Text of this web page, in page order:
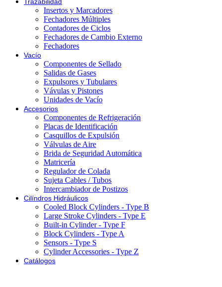
Insertos y Marcadores
Fechadores Múltiples
Contadores de Ciclos
Fechadores de Cambio Externo
Fechadores
Vacío
Componentes de Sellado
Salidas de Gases
Expulsores y Tubulares
Vávulas y Pistones
Unidades de Vacío
Accesorios
Componentes de Refrigeración
Placas de Identificación
Casquillos de Expulsión
Válvulas de Aire
Brida de Seguridad Automática
Matricería
Regulador de Colada
Sujeta Cables / Tubos
Intercambiador de Postizos
Cilíndros Hidráulicos
Cooled Block Cylinders - Type B
Large Stroke Cylinders - Type E
Built-in Cylinder - Type F
Block Cylinders - Type A
Sensors - Type S
Cylinder Accessories - Type Z
Catálogos